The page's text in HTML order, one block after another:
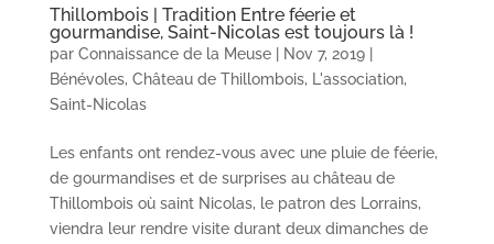
Thillombois | Tradition Entre féerie et
gourmandise, Saint-Nicolas est toujours là !
par Connaissance de la Meuse| Nov 7, 2019|
Bénévoles, Château de Thillombois, L'association,
Saint-Nicolas
Les enfants ont rendez-vous avec une pluie de féerie,
de gourmandises et de surprises au château de
Thillombois où saint Nicolas, le patron des Lorrains,
viendra leur rendre visite durant deux dimanches de